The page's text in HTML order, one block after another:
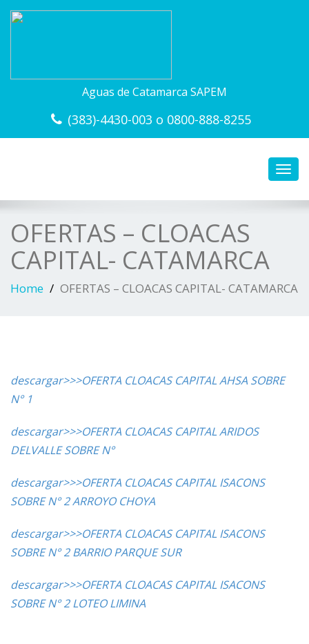
Aguas de Catamarca SAPEM
(383)-4430-003 o 0800-888-8255
OFERTAS – CLOACAS
CAPITAL- CATAMARCA
Home OFERTAS – CLOACAS CAPITAL- CATAMARCA
descargar>>>OFERTA CLOACAS CAPITAL AHSA SOBRE
N° 1
descargar>>>OFERTA CLOACAS CAPITAL ARIDOS
DELVALLE SOBRE N°
descargar>>>OFERTA CLOACAS CAPITAL ISACONS
SOBRE N° 2 ARROYO CHOYA
descargar>>>OFERTA CLOACAS CAPITAL ISACONS
SOBRE N° 2 BARRIO PARQUE SUR
descargar>>>OFERTA CLOACAS CAPITAL ISACONS
SOBRE N° 2 LOTEO LIMINA